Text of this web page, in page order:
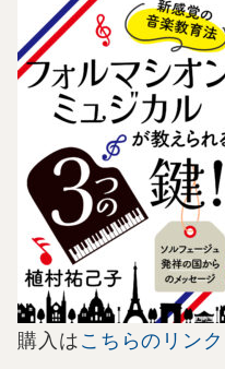
購入は こちらのリンク